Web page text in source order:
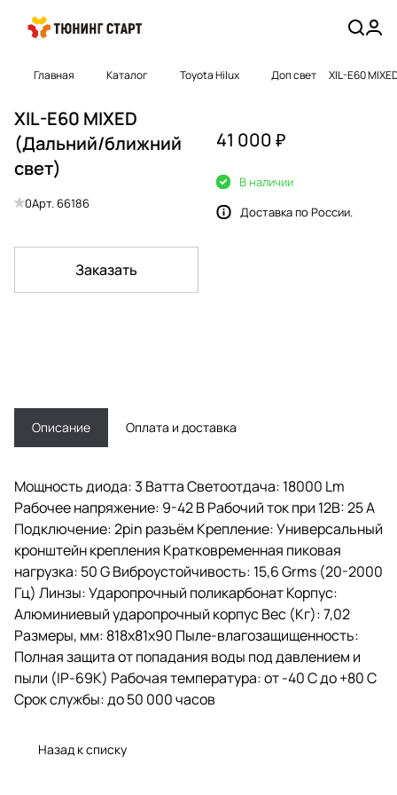
Главная Каталог Toyota Hilux Доп свет XIL-E60
XIL-E60 MIXED
(Дальний/ближний
свет)
0Арт.66186
Заказать
41 000 ₽
В наличии
Доставка по России.
Описание Оплата и доставка
Мощность диода: 3 Ватта Светоотдача: 18000 Lm
Рабочее напряжение: 9-42 В Рабочий ток при 12В: 25 A
Подключение: 2pin разъём Крепление: Универсальный
кронштейн крепления Кратковременная пиковая
нагрузка: 50 G Виброустойчивость: 15,6 Grms (20-2000
Гц) Линзы: Ударопрочный поликарбонат Корпус:
Алюминиевый ударопрочный корпус Вес (Кг): 7,02
Размеры, мм: 818х81х90 Пыле-влагозащищенность:
Полная защита от попадания воды под давлением и
пыли (IP-69K) Рабочая температура: от -40 С до +80 С
Срок службы: до 50 000 часов
Назад к списку